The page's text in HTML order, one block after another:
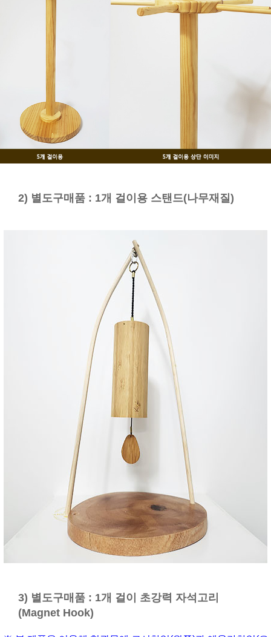
2) 별도구매품 : 1개 걸이용 스탠드(나무재질)
3) 별도구매품 : 1개 걸이 초강력 자석고리
(Magnet Hook)